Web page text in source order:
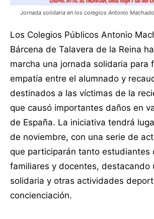
Jornada solidaria en los colegios Antonio
Los Colegios Públicos Antonio
Bárcena de Talavera de la Reina
marcha una jornada solidaria para
empatía entre el alumnado y
destinados a las víctimas de la
que causó importantes daños en
de España. La iniciativa tendrá
de noviembre, con una serie de
que participarán tanto estudiantes
familiares y docentes, destacando
solidaria y otras actividades
concienciación.